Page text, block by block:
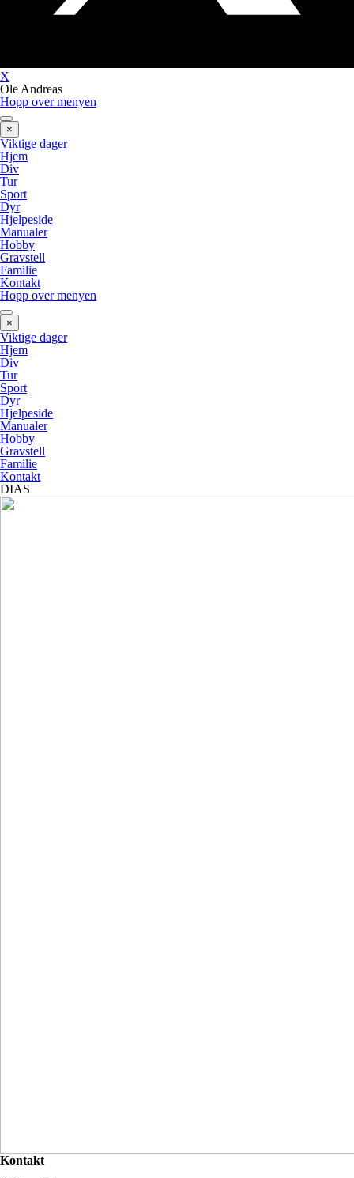
X
Ole Andreas
Hopp over menyen
×
Viktige dager
Hjem
Div
Tur
Sport
Dyr
Hjelpeside
Manualer
Hobby
Gravstell
Familie
Kontakt
Hopp over menyen
×
Viktige dager
Hjem
Div
Tur
Sport
Dyr
Hjelpeside
Manualer
Hobby
Gravstell
Familie
Kontakt
DIAS
Kontakt